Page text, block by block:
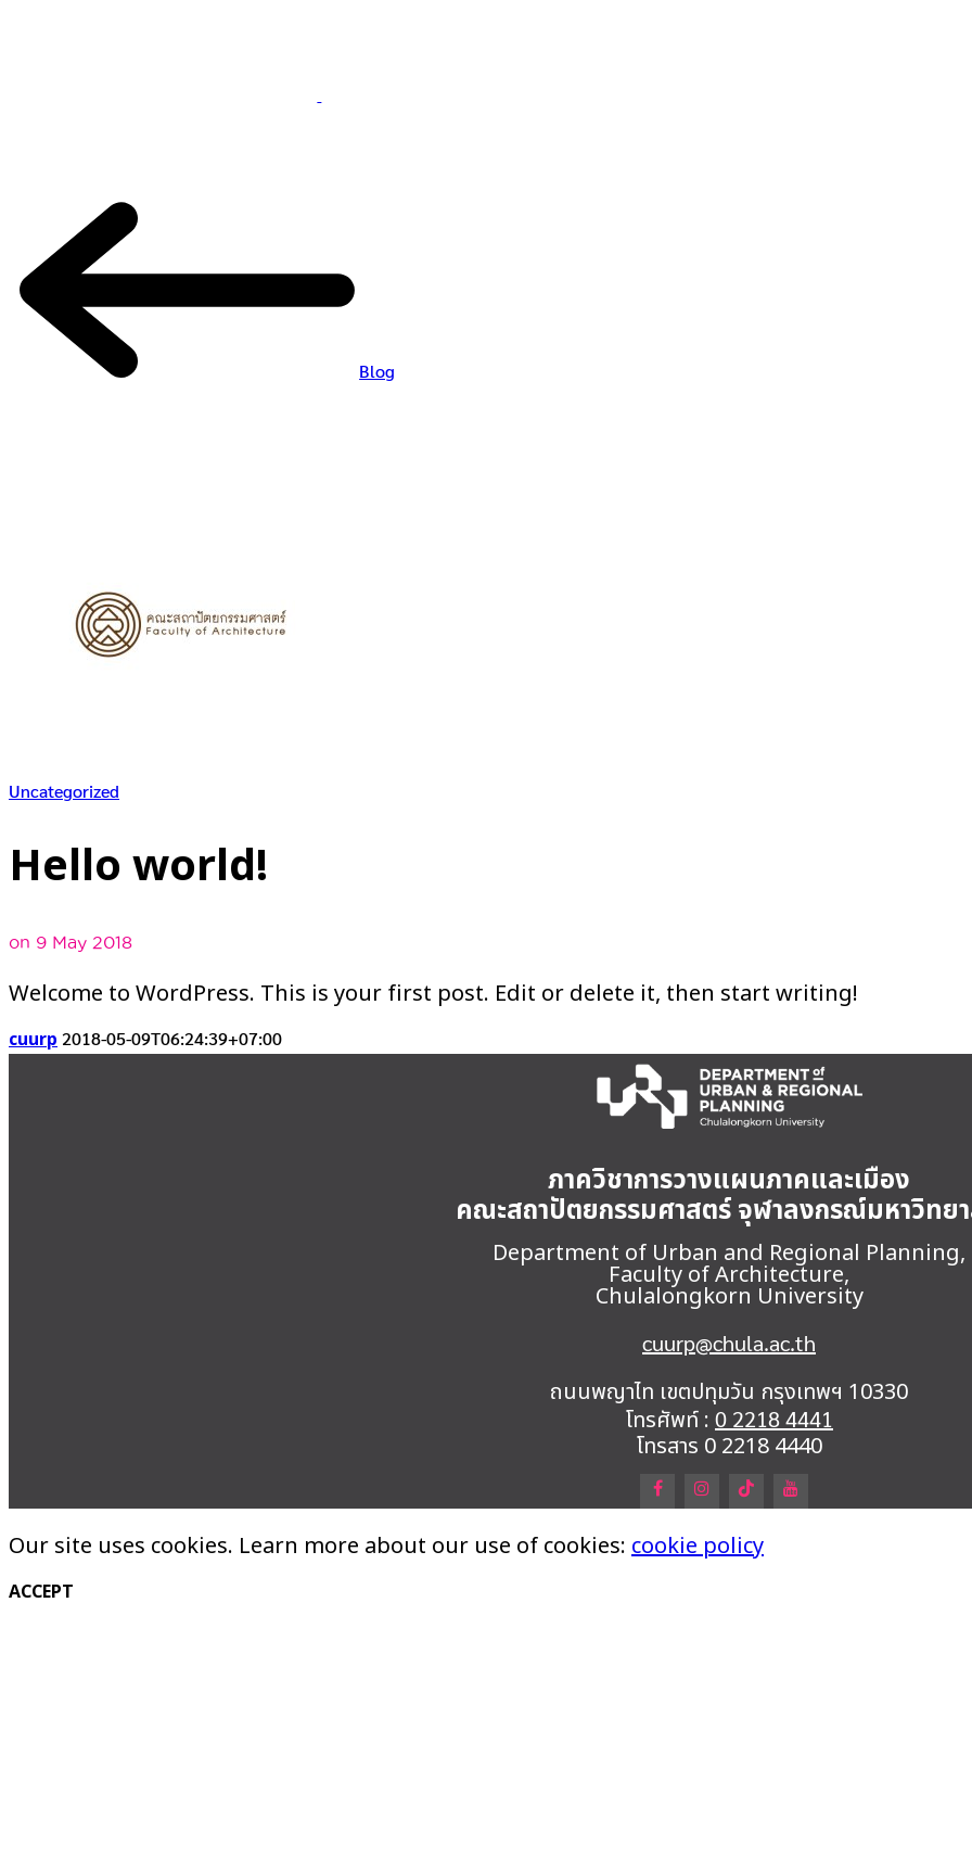
Blog
Uncategorized
Hello world!
on 9 May 2018
Welcome to WordPress. This is your first post. Edit or delete it, then start writing!
cuurp 2018-05-09T06:24:39+07:00
ภาควิชาการวางแผนภาคและเมือง
คณะสถาปัตยกรรมศาสตร์ จุฬาลงกรณ์มหาวิทย
Department of Urban and Regional Planning,
Faculty of Architecture,
Chulalongkorn University
cuurp@chula.ac.th
ถนนพญาไท เขตปทุมวัน กรุงเทพฯ 10330
โทรศัพท์ : 0 2218 4441
โทรสาร 0 2218 4440
Our site uses cookies. Learn more about our use of cookies: cookie policy
ACCEPT